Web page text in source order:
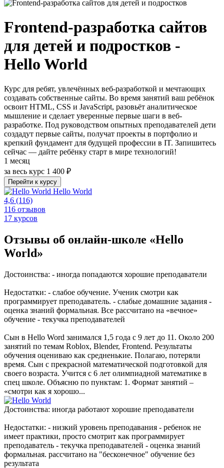
Frontend-разработка сайтов
для детей и подростков -
Hello World
Курс для ребят, увлечённых веб-разработкой и мечтающих
создавать собственные сайты. Во время занятий ваш ребёнок
освоит HTML, CSS и JavaScript, разовьёт аналитическое
мышление и сделает уверенные первые шаги в веб-
разработке. Под руководством опытных преподавателей дети
создадут первые сайты, получат проекты в портфолио и
крепкий фундамент для будущей профессии в IT. Запишитесь
сейчас — дайте ребёнку старт в мире технологий!
1 месяц
за весь курс 1 400 ₽
Перейти к курсу
Hello World
4,6 (116)
116 отзывов
17 курсов
Отзывы об онлайн-школе «Hello
World»
Достоинства: - иногда попадаются хорошие преподаватели
Недостатки: - слабое обучение. Ученик смотри как
программирует преподаватель. - слабые домашние задания -
оценка знаний формальная. Все рассчитано на «вечное»
обучение - текучка преподавателей
Сын в Hello Word занимался 1,5 года с 9 лет до 11. Около 200
занятий по темам Roblox, Blender, Frontend. Результаты
обучения оцениваю как средненькие. Полагаю, потеряли
время. Сын с прекрасной математической подготовкой для
своего возраста. Учится с 6 лет олимпиадной математике в
спец школе. Объясню по пунктам: 1. Формат занятий –
«смотри как я хорошо...
Достоинства: иногда работают хорошие преподаватели
Недостатки: - низкий уровень преподавания - ребенок не
имеет практики, просто смотрит как программирует
преподаватель - текучка преподавателей - оценка знаний
формальная. рассчитано на "бесконечное" обучение без
результата